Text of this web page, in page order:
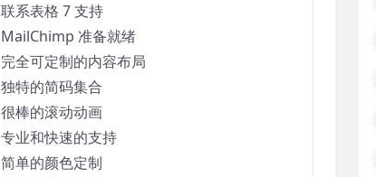
联系表格 7 支持
MailChimp 准备就绪
完全可定制的内容布局
独特的简码集合
很棒的滚动动画
专业和快速的支持
简单的颜色定制